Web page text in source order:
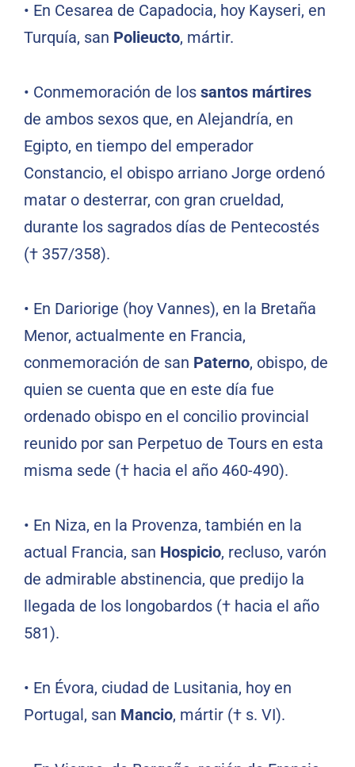
• En Cesarea de Capadocia, hoy Kayseri, en
Turquía, san Polieucto, mártir.
• Conmemoración de los santos mártires
de ambos sexos que, en Alejandría, en
Egipto, en tiempo del emperador
Constancio, el obispo arriano Jorge ordenó
matar o desterrar, con gran crueldad,
durante los sagrados días de Pentecostés
(† 357/358).
• En Dariorige (hoy Vannes), en la Bretaña
Menor, actualmente en Francia,
conmemoración de san Paterno, obispo, de
quien se cuenta que en este día fue
ordenado obispo en el concilio provincial
reunido por san Perpetuo de Tours en esta
misma sede († hacia el año 460-490).
• En Niza, en la Provenza, también en la
actual Francia, san Hospicio, recluso, varón
de admirable abstinencia, que predijo la
llegada de los longobardos († hacia el año
581).
• En Évora, ciudad de Lusitania, hoy en
Portugal, san Mancio, mártir († s. VI).